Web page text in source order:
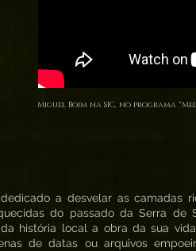
Miguel Boim na SIC, no programa
a desvelar as camadas
do passado da Serra de
história local a obra da sua
de datas ou arquivos